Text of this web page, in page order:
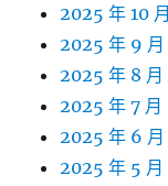
2025 年 10 月
2025 年 9 月
2025 年 8 月
2025 年 7 月
2025 年 6 月
2025 年 5 月